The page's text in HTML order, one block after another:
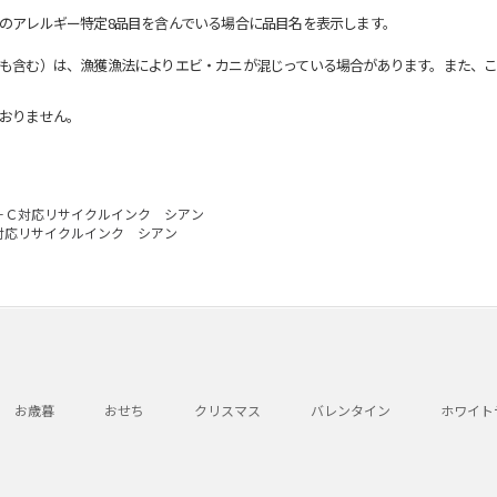
レルギー特定8品目を含んでいる場合に品目名を表示します。
む）は、漁獲漁法によりエビ・カニが混じっている場合があります。また、
ません。
対応リサイクルインク シアン
リサイクルインク シアン
お歳暮 おせち クリスマス バレンタイン ホワイ